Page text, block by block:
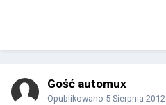
Gość automux
Opublikowano 5 Sierpnia 2012